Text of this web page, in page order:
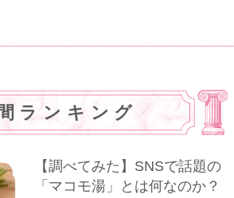
ランキング
【調べてみた】SNSで話題の
「マコモ湯」とは何なのか？